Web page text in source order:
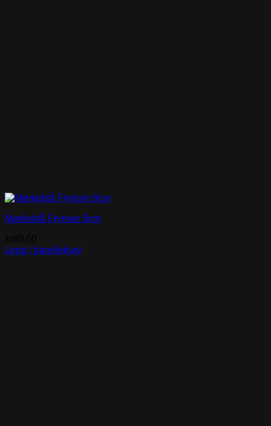
Mørkeblå Frynser 8cm
Legg i handlekurv